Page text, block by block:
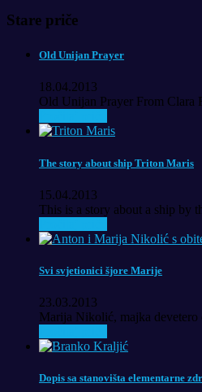
Stare priče
Old Unijan Prayer
18.04.2013
Old Unijan Prayer From Clara
The story about ship Triton Maris
15.04.2013
This is a story about a ship by
Svi svjetionici šjore Marije
23.03.2013
Marija Nikolić, majka devetero
Dopis sa stanovišta elementarne